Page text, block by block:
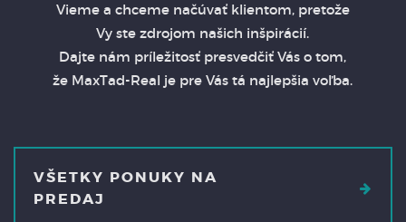
Vieme a chceme načúvať klientom, pretože
Vy ste zdrojom našich inšpirácií.
Dajte nám príležitosť presvedčiť Vás o tom,
že MaxTad-Real je pre Vás tá najlepšia voľba.
VŠETKY PONUKY NA
PREDAJ